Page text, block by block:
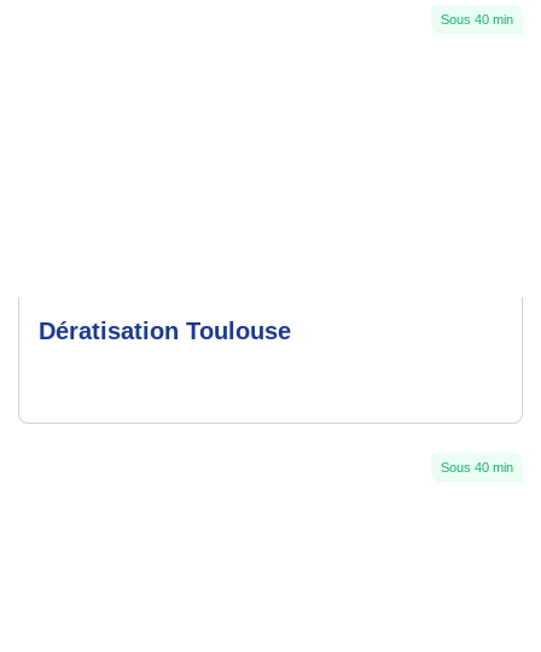
Sous 40 min
Dératisation Toulouse
Sous 40 min